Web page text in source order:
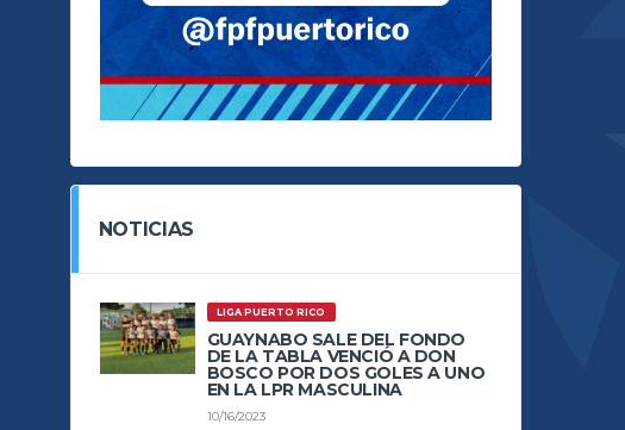
NOTICIAS
LIGA PUERTO RICO
GUAYNABO SALE DEL FONDO
DE LA TABLA VENCIÓ A DON
BOSCO POR DOS GOLES A UNO
EN LA LPR MASCULINA
10/16/2023